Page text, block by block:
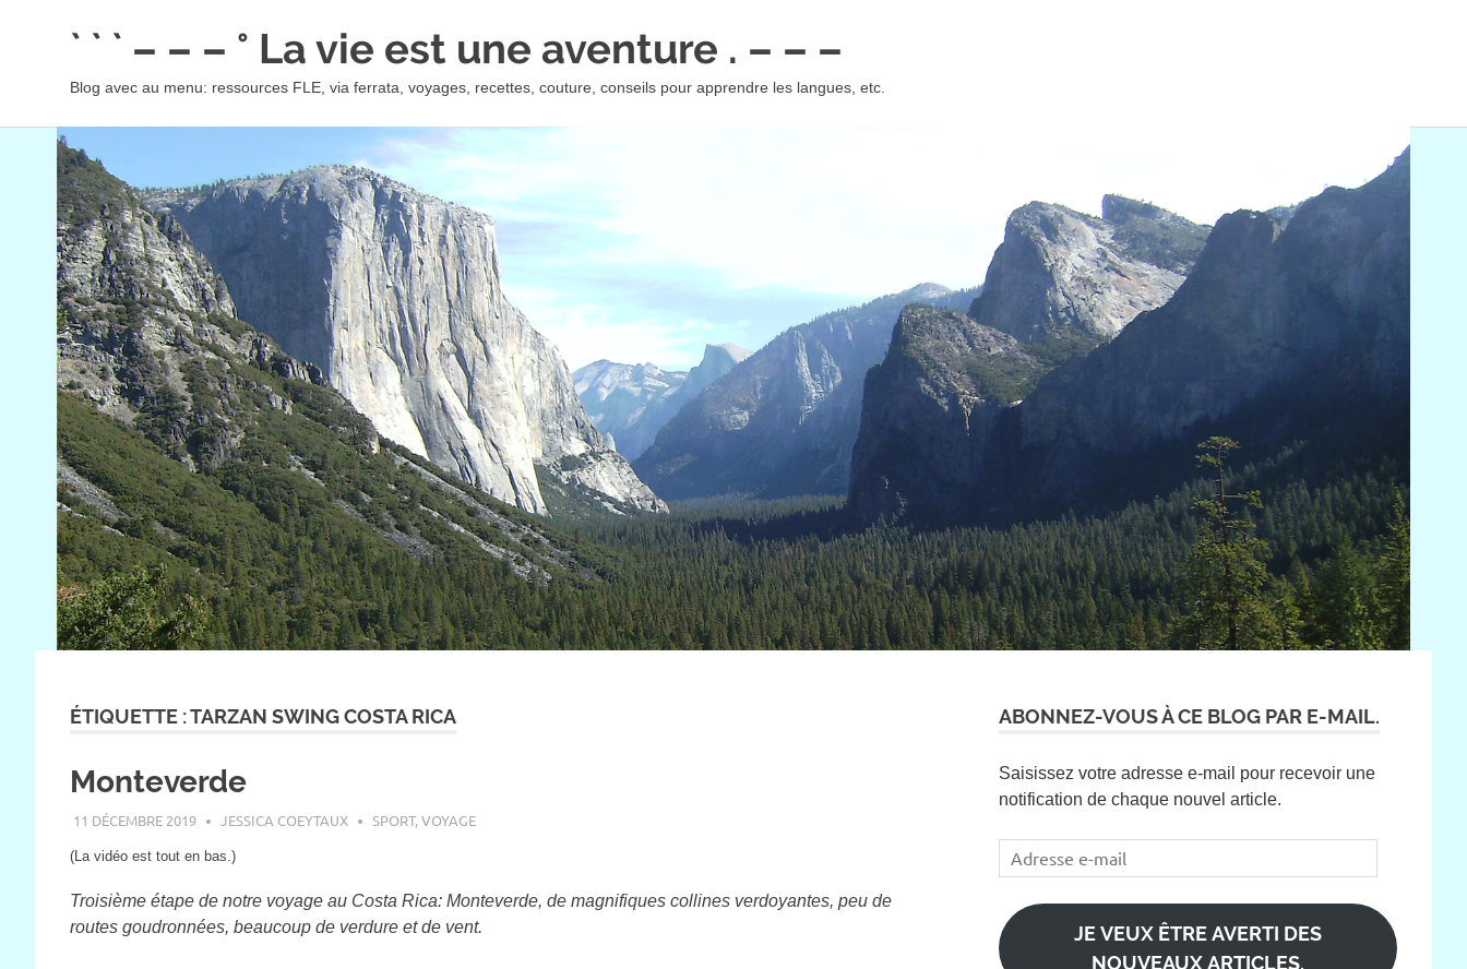
` ` ` – – – ° La vie est une aventure . – – –
Blog avec au menu: ressources FLE, via ferrata, voyages, recettes, couture, conseils pour apprendre les langues, etc.
ÉTIQUETTE :TARZAN SWING COSTA RICA
Monteverde
11 DÉCEMBRE 2019 JESSICA COEYTAUX SPORT,VOYAGE
(La vidéo est tout en bas.)
Troisième étape de notre voyage au Costa Rica: Monteverde, de magnifiques collines verdoyantes, peu de
routes goudronnées, beaucoup de verdure et de vent.
ABONNEZ-VOUS À CE BLOG PAR E-MAIL.
Saisissez votre adresse e-mail pour recevoir une
notification de chaque nouvel article.
Adresse
e-
mail
JE VEUX ÊTRE AVERTI DES
NOUVEAUX ARTICLES.